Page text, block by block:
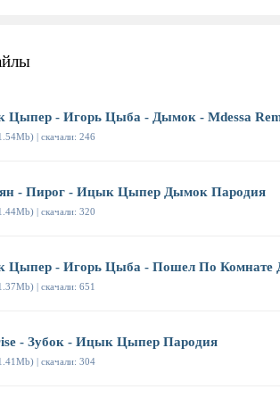
Цыпер - Игорь Цыба - Дымок - Mdessa
| скачали: 246
- Пирог - Ицык Цыпер Дымок Пародия
| скачали: 320
Цыпер - Игорь Цыба - Пошел По Комнате
| скачали: 651
- Зубок - Ицык Цыпер Пародия
| скачали: 304